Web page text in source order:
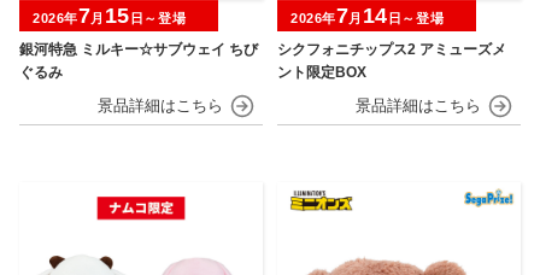
銀河特急 ミルキー☆サブウェイ ちび
ぐるみ
2026年7月 15 日～登場
シクフォニチップス2 アミューズメ
ント限定BOX
2026年7月 14 日～登場